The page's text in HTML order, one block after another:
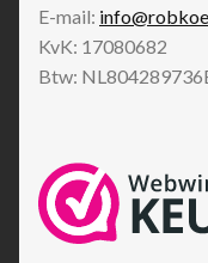
E-mail:
KvK: 17080682
Btw: